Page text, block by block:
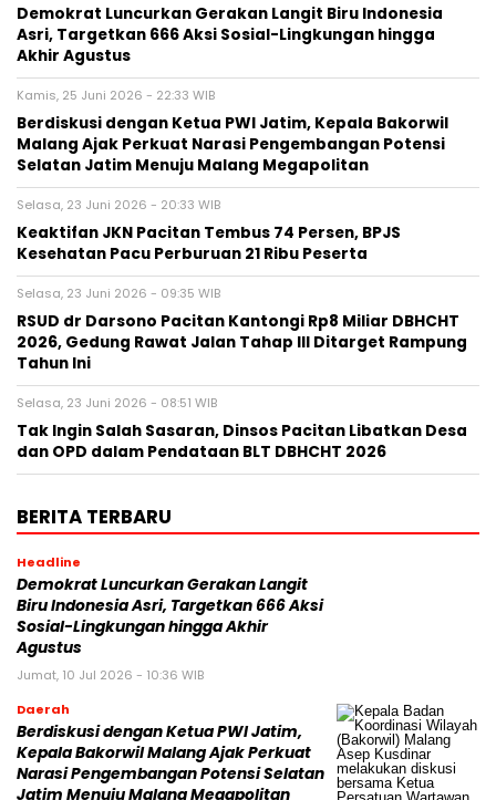
Demokrat Luncurkan Gerakan Langit Biru Indonesia
Asri, Targetkan 666 Aksi Sosial-Lingkungan hingga
Akhir Agustus
Kamis, 25 Juni 2026 - 22:33 WIB
Berdiskusi dengan Ketua PWI Jatim, Kepala Bakorwil
Malang Ajak Perkuat Narasi Pengembangan Potensi
Selatan Jatim Menuju Malang Megapolitan
Selasa, 23 Juni 2026 - 20:33 WIB
Keaktifan JKN Pacitan Tembus 74 Persen, BPJS
Kesehatan Pacu Perburuan 21 Ribu Peserta
Selasa, 23 Juni 2026 - 09:35 WIB
RSUD dr Darsono Pacitan Kantongi Rp8 Miliar DBHCHT
2026, Gedung Rawat Jalan Tahap III Ditarget Rampung
Tahun Ini
Selasa, 23 Juni 2026 - 08:51 WIB
Tak Ingin Salah Sasaran, Dinsos Pacitan Libatkan Desa
dan OPD dalam Pendataan BLT DBHCHT 2026
BERITA TERBARU
Headline
Demokrat Luncurkan Gerakan Langit
Biru Indonesia Asri, Targetkan 666 Aksi
Sosial-Lingkungan hingga Akhir
Agustus
Jumat, 10 Jul 2026 - 10:36 WIB
Daerah
Berdiskusi dengan Ketua PWI Jatim,
Kepala Bakorwil Malang Ajak Perkuat
Narasi Pengembangan Potensi Selatan
Jatim Menuju Malang Megapolitan